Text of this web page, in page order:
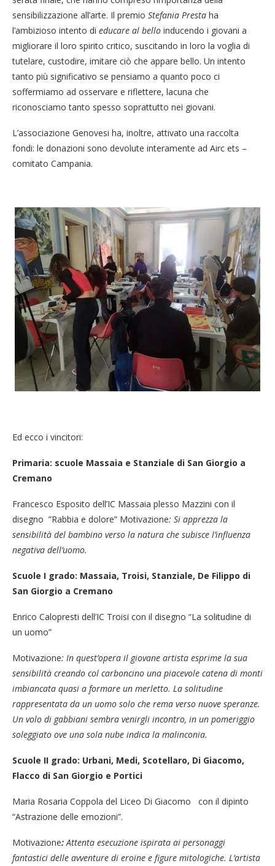
sensibilizzazione all’arte. Il premio Stefania Presta ha
l’ambizioso intento di educare al bello inducendo i giovani a
migliorare il loro spirito critico, suscitando in loro la voglia di
tutelare, custodire, imitare ciò che appare bello. Un intento
tanto più significativo se pensiamo a quanto poco ci
soffermiamo ad osservare e riflettere, lacuna che
riconosciamo tanto spesso soprattutto nei giovani.
L’associazione Genovesi ha, inoltre, attivato una raccolta
fondi: le donazioni sono devolute interamente ad Airc ets –
comitato Campania.
Ed ecco i vincitori:
Primaria: scuole Massaia e Stanziale di San Giorgio a
Cremano
Francesco Esposito dell’IC Massaia plesso Mazzini con il
disegno ”Rabbia e dolore” Motivazione: Si apprezza la
sensibilità del bambino verso la natura che subisce l’influenza
negativa dell’uomo.
Scuole I grado: Massaia, Troisi, Stanziale, De Filippo di
San Giorgio a Cremano
Enrico Calopresti dell’IC Troisi con il disegno “La solitudine di
un uomo”
Motivazione: In quest’opera il giovane artista esprime la sua
sensibilità creando col carboncino una piacevole catena di monti
imbiancata quasi a formare un merletto. La solitudine
rappresentata da un uomo solo che rema verso nuove speranze.
Un volo di gabbiani sembra venirgli incontro, in un pomeriggio
soleggiato ove una sola nube indica la malinconia.
Scuole II grado: Urbani, Medi, Scotellaro, Di Giacomo,
Flacco di San Giorgio e Portici
Maria Rosaria Coppola del Liceo Di Giacomo con il dipinto
“Astrazione delle emozioni”.
Motivazione: Attenta esecuzione ispirata ai personaggi
fantastici delle avventure di eroine e figure mitologiche. L’artista